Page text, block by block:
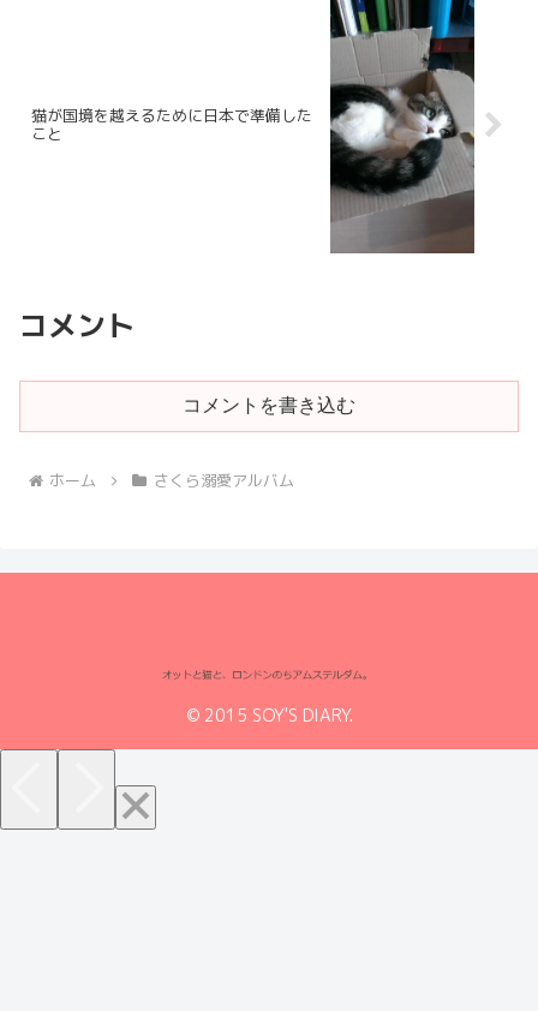
猫が国境を越えるために日本で準備した
こと
コメント
コメントを書き込む
ホーム さくら溺愛アルバム
© 2015 SOY'S DIARY.